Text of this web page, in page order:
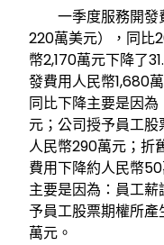
一季度服務開發
220萬美元），同比
幣2,170萬元下降了
發費用人民幣1,680
同比下降主要是因
元；公司授予員工
人民幣290萬元；折
費用下降約人民幣
主要是因為：員工
予員工股票期權所
萬元。